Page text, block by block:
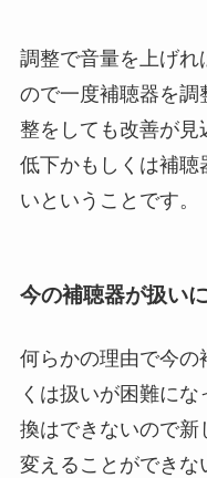
調整で音量を上げれ
ので一度補聴器を調
整をしても改善が見
低下かもしくは補聴
いということです。
今の補聴器が扱い
何らかの理由で今の
くは扱いが困難に
換はできないので新
変えることができ